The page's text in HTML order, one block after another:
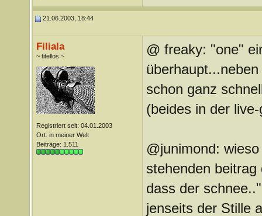
21.06.2003, 18:44
Filiala
~ titellos ~
Registriert seit: 04.01.2003
Ort: in meiner Welt
Beiträge: 1.511
@ freaky: "one"
schon ganz
(beides in der
@junimond:
stehenden
dass der
jenseits der Stille